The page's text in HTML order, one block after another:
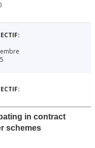
in contract
schemes